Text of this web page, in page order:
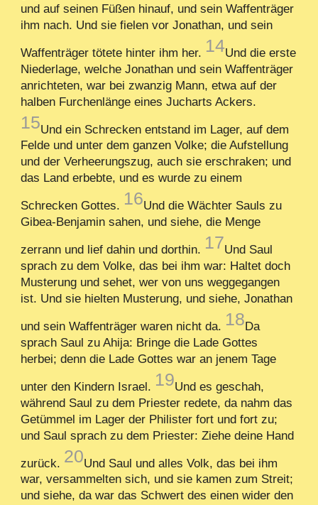
und auf seinen Füßen hinauf, und sein Waffenträger
ihm nach. Und sie fielen vor Jonathan, und sein
Waffenträger tötete hinter ihm her. 14Und die erste
Niederlage, welche Jonathan und sein Waffenträger
anrichteten, war bei zwanzig Mann, etwa auf der
halben Furchenlänge eines Jucharts Ackers.
15Und ein Schrecken entstand im Lager, auf dem
Felde und unter dem ganzen Volke; die Aufstellung
und der Verheerungszug, auch sie erschraken; und
das Land erbebte, und es wurde zu einem
Schrecken Gottes. 16Und die Wächter Sauls zu
Gibea-Benjamin sahen, und siehe, die Menge
zerrann und lief dahin und dorthin. 17Und Saul
sprach zu dem Volke, das bei ihm war: Haltet doch
Musterung und sehet, wer von uns weggegangen
ist. Und sie hielten Musterung, und siehe, Jonathan
und sein Waffenträger waren nicht da. 18Da
sprach Saul zu Ahija: Bringe die Lade Gottes
herbei; denn die Lade Gottes war an jenem Tage
unter den Kindern Israel. 19Und es geschah,
während Saul zu dem Priester redete, da nahm das
Getümmel im Lager der Philister fort und fort zu;
und Saul sprach zu dem Priester: Ziehe deine Hand
zurück. 20Und Saul und alles Volk, das bei ihm
war, versammelten sich, und sie kamen zum Streit;
und siehe, da war das Schwert des einen wider den